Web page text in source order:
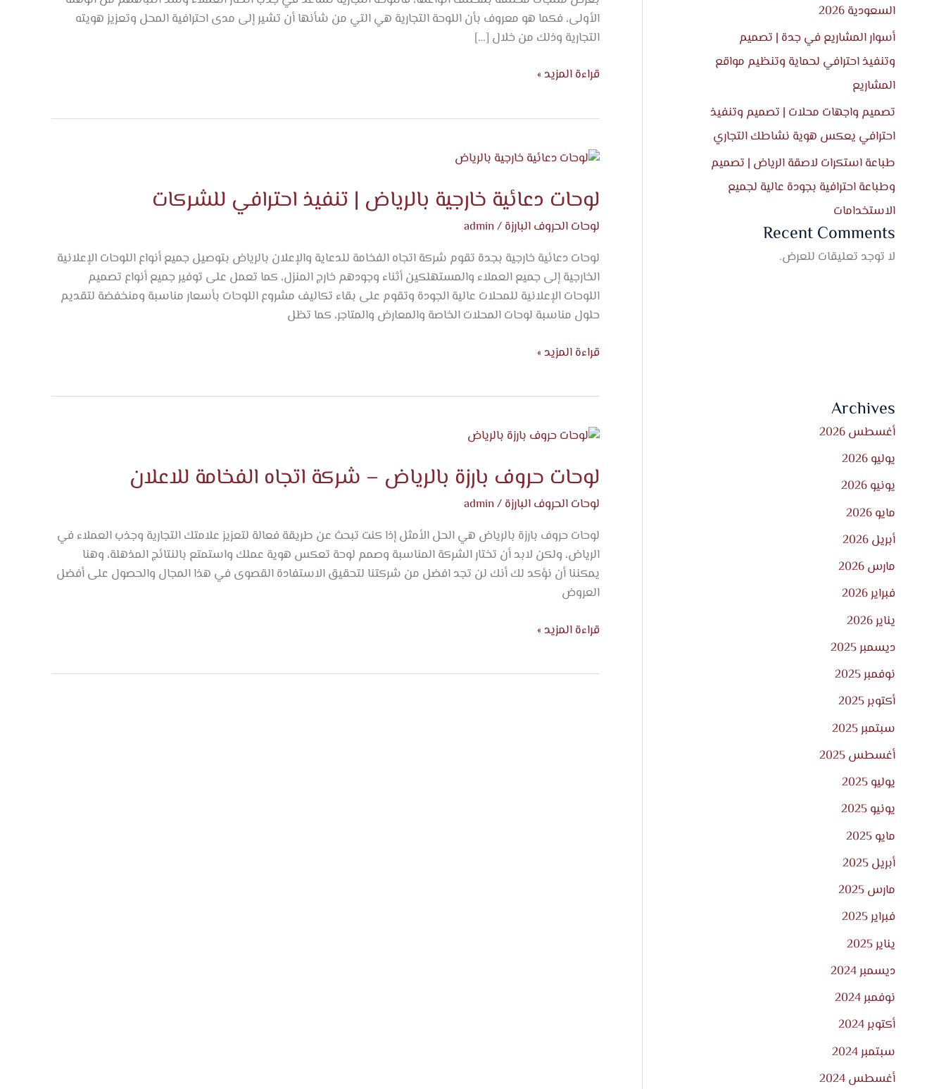
السعودية 2026
أسوار المشاريع في جدة | تصميم
وتنفيذ احترافي لحماية وتنظيم مواقع
المشاريع
تصميم واجهات محلات | تصميم وتنفيذ
احترافي يعكس هوية نشاطك التجاري
طباعة استكرات لاصقة الرياض | تصميم
وطباعة احترافية بجودة عالية لجميع
الاستخدامات
Recent Comments
لا توجد تعليقات للعرض.
Archives
أغسطس 2026
يوليو 2026
يونيو 2026
مايو 2026
أبريل 2026
مارس 2026
فبراير 2026
يناير 2026
ديسمبر 2025
نوفمبر 2025
أكتوبر 2025
سبتمبر 2025
أغسطس 2025
يوليو 2025
يونيو 2025
مايو 2025
أبريل 2025
مارس 2025
فبراير 2025
يناير 2025
ديسمبر 2024
نوفمبر 2024
أكتوبر 2024
سبتمبر 2024
أغسطس 2024
الأولى، فكما هو معروف بأن اللوحة التجارية هي التي من شأنها أن تشير إلى مدى احترافية المحل وتعزيز هويته
التجارية وذلك من خلال […]
مميزة
قراءة المزيد »
لوحات دعائية خارجية بالرياض | تنفيذ احترافي للشركات
لوحات الحروف البارزة/
admin
لوحات دعائية خارجية بجدة تقوم شركة اتجاه الفخامة للدعاية والإعلان بالرياض بتوصيل جميع أنواع اللوحات الإعلانية
الخارجية إلى جميع العملاء والمستهلكين أثناء وجودهم خارج المنزل، كما تعمل على توفير جميع أنواع تصميم
اللوحات الإعلانية للمحلات عالية الجودة وتقوم على بقاء تكاليف مشروع اللوحات بأسعار مناسبة ومنخفضة لتقديم
حلول مناسبة لوحات المحلات الخاصة والمعارض والمتاجر، كما تظل
لوحات
خارجية
بالرياض
|
تنفيذ
احترافي
للشركات
قراءة المزيد »
لوحات حروف بارزة بالرياض – شركة اتجاه الفخامة للاعلان
لوحات الحروف البارزة/
admin
لوحات حروف بارزة بالرياض هي الحل الأمثل إذا كنت تبحث عن طريقة فعالة لتعزيز علامتك التجارية وجذب العملاء في
الرياض، ولكن لابد أن تختار الشركة المناسبة وصمم لوحة تعكس هوية عملك واستمتع بالنتائج المذهلة، وهنا
يمكننا أن نؤكد لك أنك لن تجد افضل من شركتنا لتحقيق الاستفادة القصوى في هذا المجال والحصول على أفضل
العروض
لوحات
بارزة
بالرياض
–
شركة
اتجاه
الفخامة
للاعلان
قراءة المزيد »